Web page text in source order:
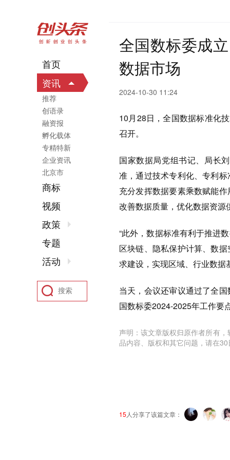
全国数标委成
数据市场
2024-10-30 11:24
10月28日，全国数据标准化
召开。
国家数据局党组书记、局长
准，通过技术专利化、专利
充分发挥数据要素乘数赋能
改善数据质量，优化数据资
“此外，数据标准有利于推进
区块链、隐私保护计算、数
求建设，实现区域、行业数
当天，会议还审议通过了全
国数标委2024-2025年工作要
声明：该文章版权归原作者所有
品内容、版权和其它问题，请在
15 人分享了该篇文章：
首页
资讯
推荐
创语录
融资报
孵化载体
专精特新
企业资讯
北京市
商标
视频
政策
专题
活动